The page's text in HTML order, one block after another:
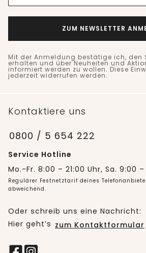
ZUM NEWSLETTER
Mit der Anmeldung bestätige ich, den
erhalten und über Neuheiten und
informiert werden zu wollen. Diese
jederzeit widerrufen werden.
Kontaktiere uns
0800 / 5 654 222
Service Hotline
Mo.-Fr. 8:00 – 21:00 Uhr, Sa. 9:00 –
Regulärer Festnetztarif deines
abweichend.
Oder schreib uns eine Nachricht:
Hier geht’s zum Kontaktformular